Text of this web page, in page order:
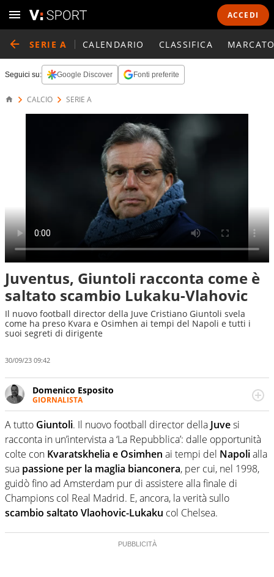
ACCEDI
SERIE A CALENDARIO CLASSIFICA
Seguici su: Google Discover Fonti preferite
CALCIO SERIE A
Juventus, Giuntoli racconta come è
saltato scambio Lukaku-Vlahovic
Il nuovo football director della Juve Cristiano Giuntoli svela
come ha preso Kvara e Osimhen ai tempi del Napoli e tutti i
suoi segreti di dirigente
30/09/23 09:42
Domenico Esposito
GIORNALISTA
Da vent’anni in campo e sul campo per vivere ogni evento
in tutte le sue sfaccettature. Passione smisurata per il
calcio e per la sfera di cuoio. Il pallone è una cosa
serissima, guai a dirgli di no
A tutto Giuntoli. Il nuovo football director della Juvesi
racconta in un’intervista a ‘La Repubblica’: dalle opportunità
colte con Kvaratskhelia e Osimhen ai tempi del Napolialla
sua passione per la maglia bianconera, per cui, nel 1998,
guidò fino ad Amsterdam pur di assistere alla finale di
Champions col Real Madrid. E, ancora, la verità sullo
scambio saltato Vlaohovic-Lukaku col Chelsea.